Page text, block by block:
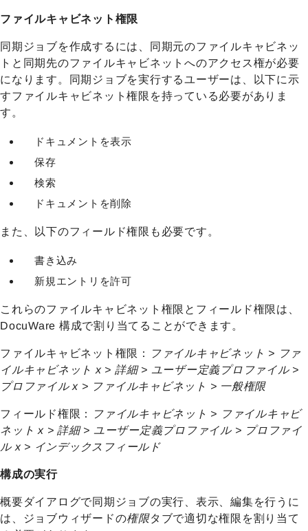
ファイルキャビネット権限
同期ジョブを作成するには、同期元のファイルキャビネッ
トと同期先のファイルキャビネットへのアクセス権が必要
になります。同期ジョブを実行するユーザーは、以下に示
すファイルキャビネット権限を持っている必要がありま
す。
ドキュメントを表示
保存
検索
ドキュメントを削除
また、以下のフィールド権限も必要です。
書き込み
新規エントリを許可
これらのファイルキャビネット権限とフィールド権限は、
DocuWare 構成で割り当てることができます。
ファイルキャビネット権限：
ファイルキャビネット > ファ
イルキャビネット x > 詳細 > ユーザー定義プロファイル >
プロファイル x > ファイルキャビネット > 一般権限
フィールド権限：
ファイルキャビネット > ファイルキャビ
ネット x > 詳細 > ユーザー定義プロファイル > プロファイ
ル x > インデックスフィールド
構成の実行
概要ダイアログで同期ジョブの実行、表示、編集を行うに
は、ジョブウィザードの権限タブで適切な権限を割り当て